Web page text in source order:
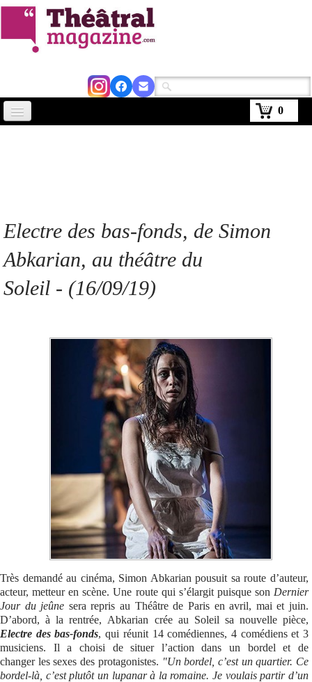
0
Abonnement
Se connecter
Electre des bas-fonds, de Simon
Abkarian, au théâtre du
Soleil - (16/09/19)
Très demandé au cinéma, Simon Abkarian pousuit sa route d’auteur,
acteur, metteur en scène. Une route qui s’élargit puisque son Dernier
Jour du jeûne sera repris au Théâtre de Paris en avril, mai et juin.
D’abord, à la rentrée, Abkarian crée au Soleil sa nouvelle pièce,
Electre des bas-fonds, qui réunit 14 comédiennes, 4 comédiens et 3
musiciens. Il a choisi de situer l’action dans un bordel et de
changer les sexes des protagonistes. "Un bordel, c’est un quartier. Ce
bordel-là, c’est plutôt un lupanar à la romaine. Je voulais partir d’un